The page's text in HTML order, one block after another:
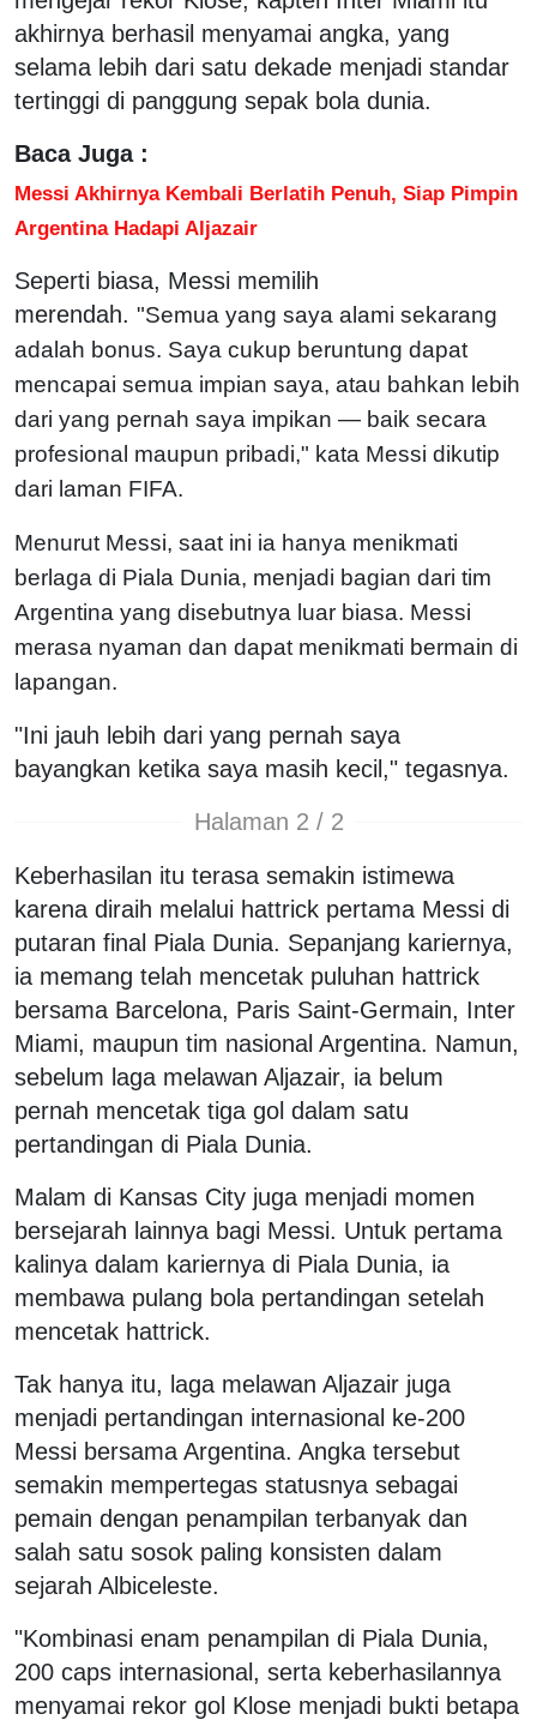
akhirnya berhasil menyamai angka, yang
selama lebih dari satu dekade menjadi standar
tertinggi di panggung sepak bola dunia.
Baca Juga :
Messi Akhirnya Kembali Berlatih Penuh, Siap Pimpin
Argentina Hadapi Aljazair
Seperti biasa, Messi memilih
merendah. "Semua yang saya alami sekarang
adalah bonus. Saya cukup beruntung dapat
mencapai semua impian saya, atau bahkan lebih
dari yang pernah saya impikan — baik secara
profesional maupun pribadi," kata Messi dikutip
dari laman FIFA.
Menurut Messi, saat ini ia hanya menikmati
berlaga di Piala Dunia, menjadi bagian dari tim
Argentina yang disebutnya luar biasa. Messi
merasa nyaman dan dapat menikmati bermain di
lapangan.
"Ini jauh lebih dari yang pernah saya
bayangkan ketika saya masih kecil," tegasnya.
Halaman 2 / 2
Keberhasilan itu terasa semakin istimewa
karena diraih melalui hattrick pertama Messi di
putaran final Piala Dunia. Sepanjang kariernya,
ia memang telah mencetak puluhan hattrick
bersama Barcelona, Paris Saint-Germain, Inter
Miami, maupun tim nasional Argentina. Namun,
sebelum laga melawan Aljazair, ia belum
pernah mencetak tiga gol dalam satu
pertandingan di Piala Dunia.
Malam di Kansas City juga menjadi momen
bersejarah lainnya bagi Messi. Untuk pertama
kalinya dalam kariernya di Piala Dunia, ia
membawa pulang bola pertandingan setelah
mencetak hattrick.
Tak hanya itu, laga melawan Aljazair juga
menjadi pertandingan internasional ke-200
Messi bersama Argentina. Angka tersebut
semakin mempertegas statusnya sebagai
pemain dengan penampilan terbanyak dan
salah satu sosok paling konsisten dalam
sejarah Albiceleste.
"Kombinasi enam penampilan di Piala Dunia,
200 caps internasional, serta keberhasilannya
menyamai rekor gol Klose menjadi bukti betapa